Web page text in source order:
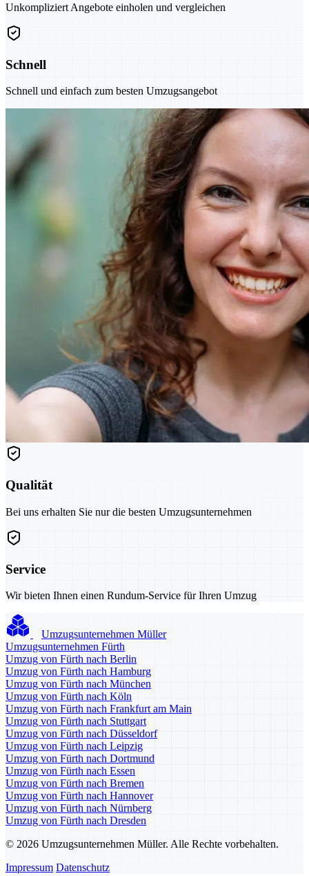
Unkompliziert Angebote einholen und vergleichen
Schnell
Schnell und einfach zum besten Umzugsangebot
Qualität
Bei uns erhalten Sie nur die besten Umzugsunternehmen
Service
Wir bieten Ihnen einen Rundum-Service für Ihren Umzug
Umzugsunternehmen Müller
Umzugsunternehmen Fürth
Umzug von Fürth nach Berlin
Umzug von Fürth nach Hamburg
Umzug von Fürth nach München
Umzug von Fürth nach Köln
Umzug von Fürth nach Frankfurt am Main
Umzug von Fürth nach Stuttgart
Umzug von Fürth nach Düsseldorf
Umzug von Fürth nach Leipzig
Umzug von Fürth nach Dortmund
Umzug von Fürth nach Essen
Umzug von Fürth nach Bremen
Umzug von Fürth nach Hannover
Umzug von Fürth nach Nürnberg
Umzug von Fürth nach Dresden
© 2026 Umzugsunternehmen Müller. Alle Rechte vorbehalten.
Impressum Datenschutz